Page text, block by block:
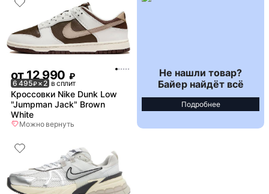
от 12 990 ₽
6 495₽× 2 в сплит
Кроссовки Nike Dunk Low
"Jumpman Jack" Brown
White
Можно вернуть
Не нашли товар?
Байер найдёт всё
Подробнее